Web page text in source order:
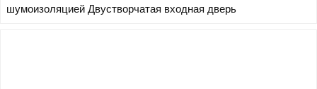
шумоизоляцией Двустворчатая входная дверь